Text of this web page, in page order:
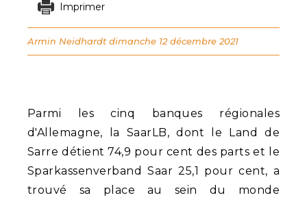
Parmi les cinq banques régionales
d'Allemagne, la SaarLB, dont le Land de
Sarre détient 74,9 pour cent des parts et le
Sparkassenverband Saar 25,1 pour cent, a
trouvé sa place au sein du monde
Imprimer
Armin Neidhardt dimanche 12 décembre 2021